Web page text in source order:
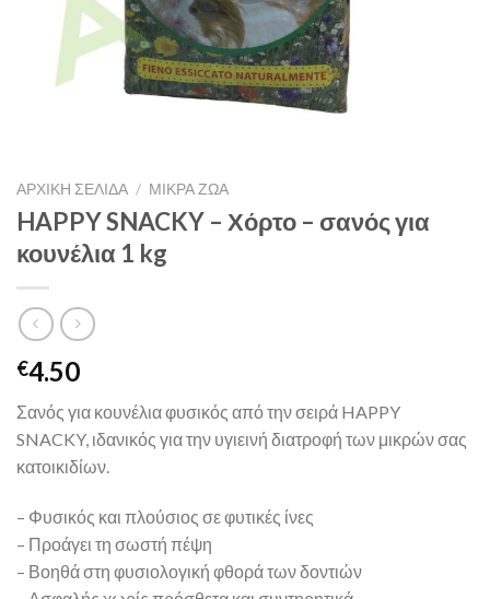
ΑΡΧΙΚΉ ΣΕΛΊΔΑ / ΜΙΚΡΑ ΖΩΑ
HAPPY SNACKY – Χόρτο – σανός για
κουνέλια 1 kg
€4.50
Σανός για κουνέλια φυσικός από την σειρά HAPPY
SNACKY, ιδανικός για την υγιεινή διατροφή των μικρών σας
κατοικιδίων.
– Φυσικός και πλούσιος σε φυτικές ίνες
– Προάγει τη σωστή πέψη
– Βοηθά στη φυσιολογική φθορά των δοντιών